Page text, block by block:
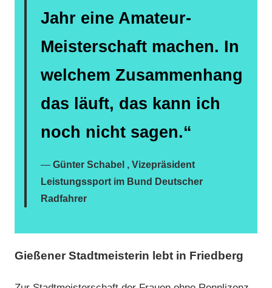
Jahr eine Amateur-
Meisterschaft machen. In
welchem Zusammenhang
das läuft, das kann ich
noch nicht sagen.“
Günter Schabel , Vizepräsident
Leistungssport im Bund Deutscher
Radfahrer
Gießener Stadtmeisterin lebt in Friedberg